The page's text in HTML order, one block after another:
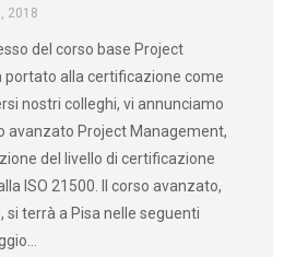
2018
del corso base Project
portato alla certificazione come
nostri colleghi, vi annunciamo
avanzato Project Management,
del livello di certificazione
ISO 21500. Il corso avanzato,
si terrà a Pisa nelle seguenti